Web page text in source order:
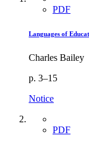
PDF
Languages of
Charles Bailey
p. 3–15
Notice
PDF